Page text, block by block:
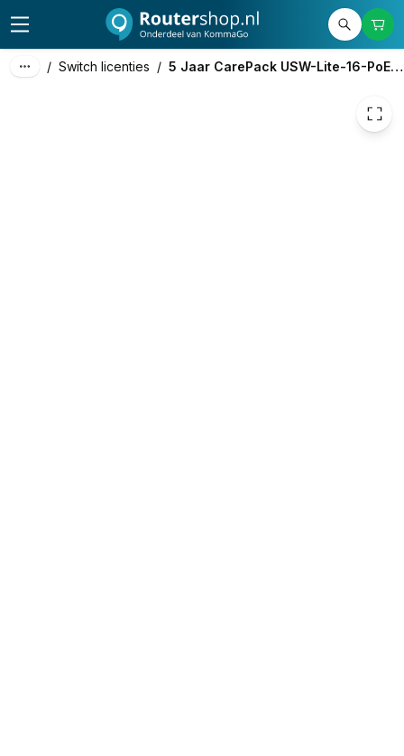
/ Switch licenties / 5 Jaar CarePack USW-Lite-16-PoE (1x)
excl. btw
incl. btw